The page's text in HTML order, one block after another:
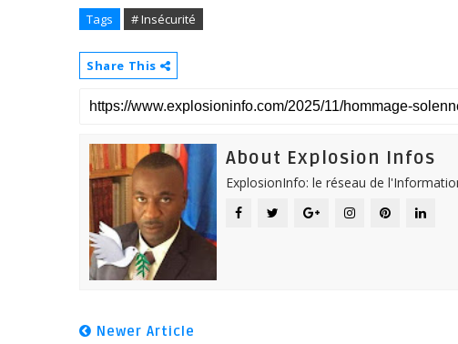
Tags # Insécurité
Share This
About Explosion Infos
ExplosionInfo: le réseau de
Newer Article